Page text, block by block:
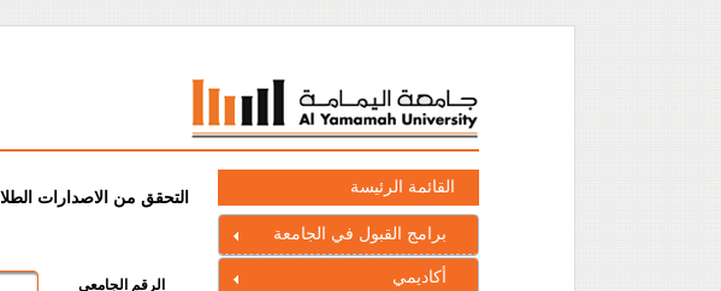
القائمة الرئيسة
برامج القبول في الجامعة
أكاديمي
التحقق من الاصدارات
الرقم الجامعي